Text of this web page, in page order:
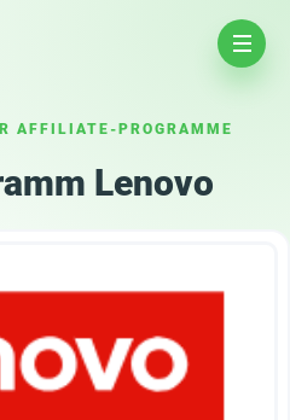
AFFILIATE-PROGRAMME
Lenovo